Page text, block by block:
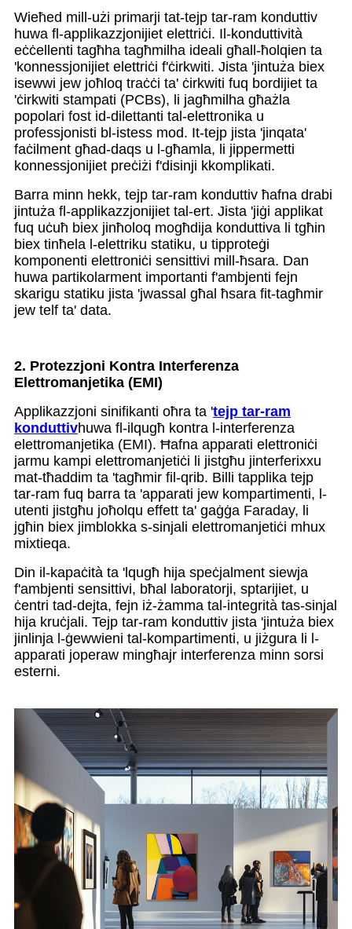
Wieħed mill-użi primarji tat-tejp tar-ram konduttiv
huwa fl-applikazzjonijiet elettriċi. Il-konduttività
eċċellenti tagħha tagħmilha ideali għall-ħolqien ta
'konnessjonijiet elettriċi f'ċirkwiti. Jista 'jintuża biex
isewwi jew joħloq traċċi ta' ċirkwiti fuq bordijiet ta
'ċirkwiti stampati (PCBs), li jagħmilha għażla
popolari fost id-dilettanti tal-elettronika u
professjonisti bl-istess mod. It-tejp jista 'jinqata'
faċilment għad-daqs u l-għamla, li jippermetti
konnessjonijiet preċiżi f'disinji kkomplikati.
Barra minn hekk, tejp tar-ram konduttiv ħafna drabi
jintuża fl-applikazzjonijiet tal-ert. Jista 'jiġi applikat
fuq uċuħ biex jinħoloq mogħdija konduttiva li tgħin
biex tinħela l-elettriku statiku, u tipproteġi
komponenti elettroniċi sensittivi mill-ħsara. Dan
huwa partikolarment importanti f'ambjenti fejn
skarigu statiku jista 'jwassal għal ħsara fit-tagħmir
jew telf ta' data.
2. Protezzjoni Kontra Interferenza
Elettromanjetika (EMI)
Applikazzjoni sinifikanti oħra ta 'tejp tar-ram
konduttivhuwa fl-ilqugħ kontra l-interferenza
elettromanjetika (EMI). Ħafna apparati elettroniċi
jarmu kampi elettromanjetiċi li jistgħu jinterferixxu
mat-tħaddim ta 'tagħmir fil-qrib. Billi tapplika tejp
tar-ram fuq barra ta 'apparati jew kompartimenti, l-
utenti jistgħu joħolqu effett ta' gaġġa Faraday, li
jgħin biex jimblokka s-sinjali elettromanjetiċi mhux
mixtieqa.
Din il-kapaċità ta 'lqugħ hija speċjalment siewja
f'ambjenti sensittivi, bħal laboratorji, sptarijiet, u
ċentri tad-dejta, fejn iż-żamma tal-integrità tas-sinjal
hija kruċjali. Tejp tar-ram konduttiv jista 'jintuża biex
jinlinja l-ġewwieni tal-kompartimenti, u jiżgura li l-
apparati joperaw mingħajr interferenza minn sorsi
esterni.